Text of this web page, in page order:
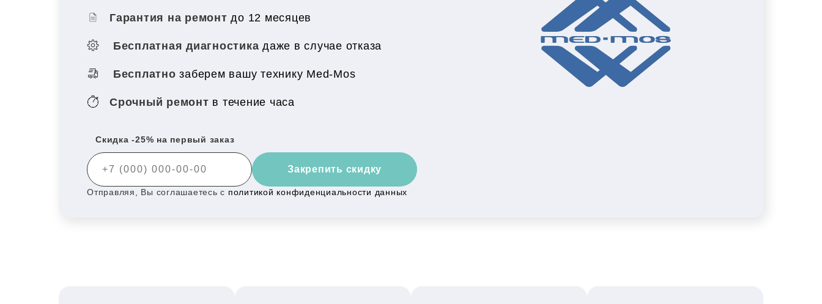
Гарантия на ремонтдо 12 месяцев
Бесплатная диагностика даже в случае отказа
Бесплатно заберем вашу технику Med-Mos
Срочный ремонт в течение часа
Скидка -25% на первый заказ
Закрепить скидку
Отправляя, Вы соглашаетесь с политикой конфиденциальности данных